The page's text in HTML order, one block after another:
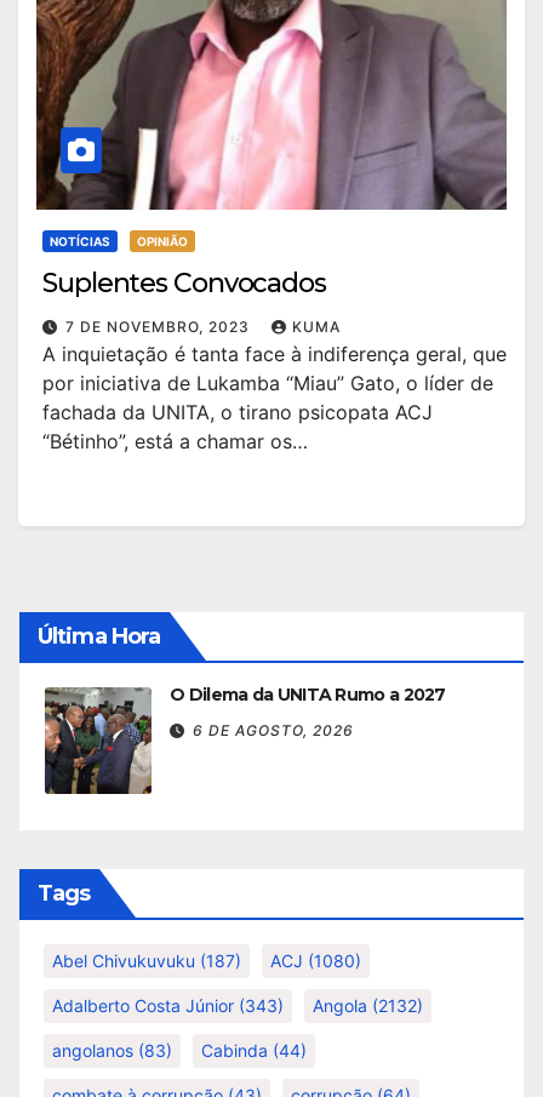
NOTÍCIAS OPINIÃO
Suplentes Convocados
7 DE NOVEMBRO, 2023 KUMA
A inquietação é tanta face à indiferença geral, que
por iniciativa de Lukamba “Miau” Gato, o líder de
fachada da UNITA, o tirano psicopata ACJ
“Bétinho”, está a chamar os…
Última Hora
O Dilema da UNITA Rumo a 2027
6 DE AGOSTO, 2026
Tags
Abel Chivukuvuku (187) ACJ (1080)
Adalberto Costa Júnior (343) Angola (2132)
angolanos (83) Cabinda (44)